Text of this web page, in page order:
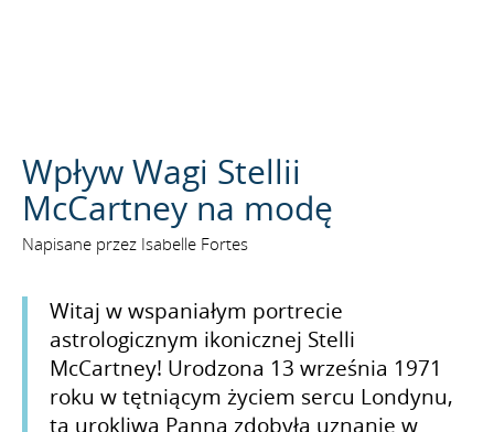
Wpływ Wagi Stellii
McCartney na modę
Napisane przez Isabelle Fortes
Witaj w wspaniałym portrecie
astrologicznym ikonicznej Stelli
McCartney! Urodzona 13 września 1971
roku w tętniącym życiem sercu Londynu,
ta urokliwa Panna zdobyła uznanie w